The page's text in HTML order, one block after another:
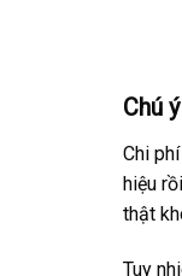
Chú
Chi
hiệu
thật
Tuy